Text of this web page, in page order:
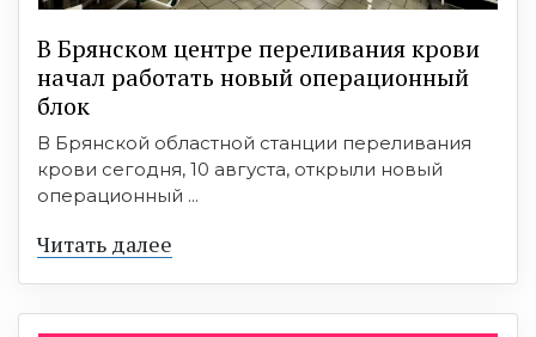
В Брянском центре переливания крови
начал работать новый операционный
блок
В Брянской областной станции переливания
крови сегодня, 10 августа, открыли новый
операционный ...
Читать далее